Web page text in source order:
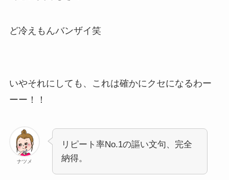
ど冷えもんバンザイ笑
いやそれにしても、これは確かにクセになるわー
ーー！！
ナツメ
リピート率No.1の謳い文句、完全
納得。